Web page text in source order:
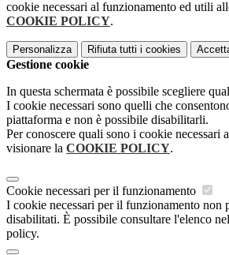
cookie necessari al funzionamento ed utili
COOKIE POLICY.
Personalizza Rifiuta tutti i cookies
Gestione cookie
In questa schermata è possibile scegliere
I cookie necessari sono quelli che
piattaforma e non è possibile disabilitarli.
Per conoscere quali sono i cookie necessari
visionare la COOKIE POLICY.
Cookie necessari per il funzionamento
I cookie necessari per il funzionamento non
disabilitati. È possibile consultare l'elenco
policy.